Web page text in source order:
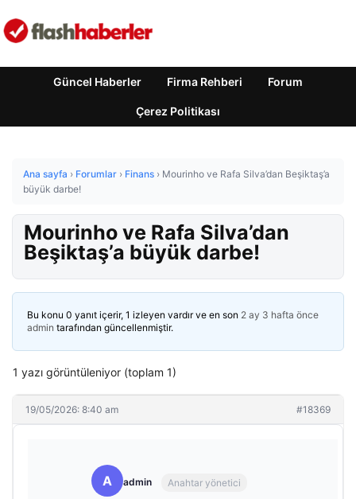
Güncel Haberler Firma Rehberi Forum
Çerez Politikası
Ana sayfa › Forumlar › Finans › Mourinho ve Rafa Silva’dan Beşiktaş’a
büyük darbe!
Mourinho ve Rafa Silva’dan
Beşiktaş’a büyük darbe!
Bu konu 0 yanıt içerir, 1 izleyen vardır ve en son 2 ay 3 hafta önce
admin tarafından güncellenmiştir.
1 yazı görüntüleniyor (toplam 1)
19/05/2026: 8:40 am #18369
A admin Anahtar yönetici